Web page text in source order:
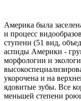
Америка была
и процесс
ступени (51 вид,
аспиды Америки -
морфологии и
укорочена и на
ядовитые зубы. Все
меньшей степени